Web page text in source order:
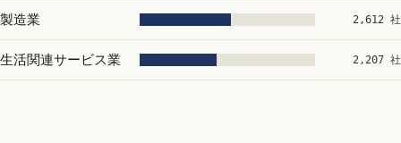
製造業 2,612 社
生活関連サービス業 2,207 社